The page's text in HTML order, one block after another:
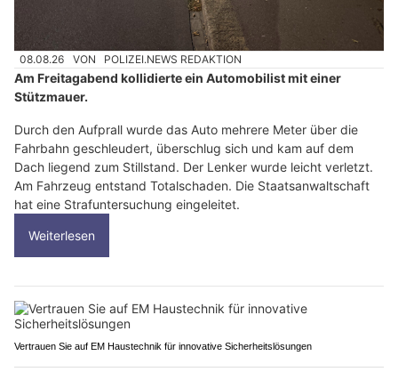
08.08.26 VON POLIZEI.NEWS REDAKTION
Am Freitagabend kollidierte ein Automobilist mit einer
Stützmauer.
Durch den Aufprall wurde das Auto mehrere Meter über die
Fahrbahn geschleudert, überschlug sich und kam auf dem
Dach liegend zum Stillstand. Der Lenker wurde leicht verletzt.
Am Fahrzeug entstand Totalschaden. Die Staatsanwaltschaft
hat eine Strafuntersuchung eingeleitet.
Weiterlesen
Vertrauen Sie auf EM Haustechnik für innovative Sicherheitslösungen